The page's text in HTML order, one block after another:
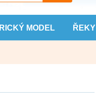
MODEL ŘEKY